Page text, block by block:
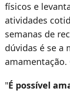
físicos e
atividades
semanas de
dúvidas é se a
"É possível